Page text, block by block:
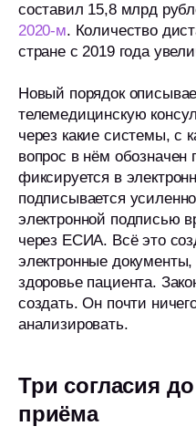
составил 15,8 млрд
2020-м. Количество
стране с 2019 года
Новый порядок
телемедицинскую
через какие системы, с
вопрос в нём обозначен
фиксируется в
подписывается
электронной подписью
через ЕСИА. Всё это
электронные
здоровье пациента.
создать. Он почти
анализировать.
Три согласия
приёма